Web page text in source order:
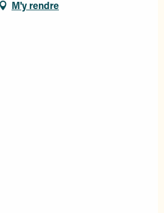
M'y rendre